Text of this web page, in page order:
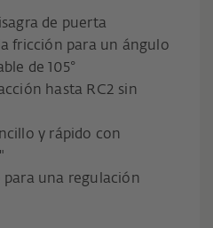
de puerta
fricción para un ángulo
de 105°
hasta RC2 sin
y rápido con
una regulación